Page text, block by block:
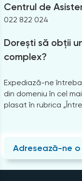
Centrul de
022 822 024
Dorești să obții
complex?
Expediază-ne
din domeniu în cel
plasat în rubrica
Adresează-ne